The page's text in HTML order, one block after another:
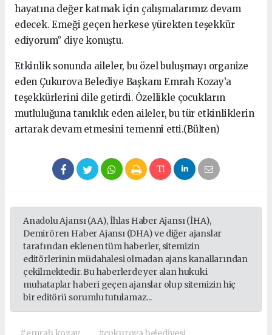
hayatına değer katmak için çalışmalarımız devam
edecek. Emeği geçen herkese yürekten teşekkür
ediyorum” diye konuştu.
Etkinlik sonunda aileler, bu özel buluşmayı organize
eden Çukurova Belediye Başkanı Emrah Kozay’a
teşekkürlerini dile getirdi. Özellikle çocukların
mutluluğuna tanıklık eden aileler, bu tür etkinliklerin
artarak devam etmesini temenni etti.(Bülten)
Anadolu Ajansı (AA), İhlas Haber Ajansı (İHA),
Demirören Haber Ajansı (DHA) ve diğer ajanslar
tarafından eklenen tüm haberler, sitemizin
editörlerinin müdahalesi olmadan ajans kanallarından
çekilmektedir. Bu haberlerde yer alan hukuki
muhataplar haberi geçen ajanslar olup sitemizin hiç
bir editörü sorumlu tutulamaz...